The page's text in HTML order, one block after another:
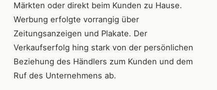
Märkten oder direkt beim Kunden zu Hause.
Werbung erfolgte vorrangig über
Zeitungsanzeigen und Plakate. Der
Verkaufserfolg hing stark von der persönlichen
Beziehung des Händlers zum Kunden und dem
Ruf des Unternehmens ab.